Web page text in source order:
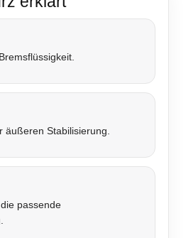
äußeren Stabilisierung.
passende